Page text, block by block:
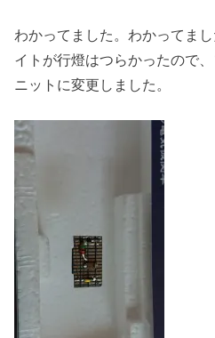
わかってました。わかってま
イトが行燈はつらかったので
ニットに変更しました。